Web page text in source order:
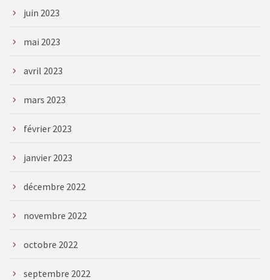
juin 2023
mai 2023
avril 2023
mars 2023
février 2023
janvier 2023
décembre 2022
novembre 2022
octobre 2022
septembre 2022